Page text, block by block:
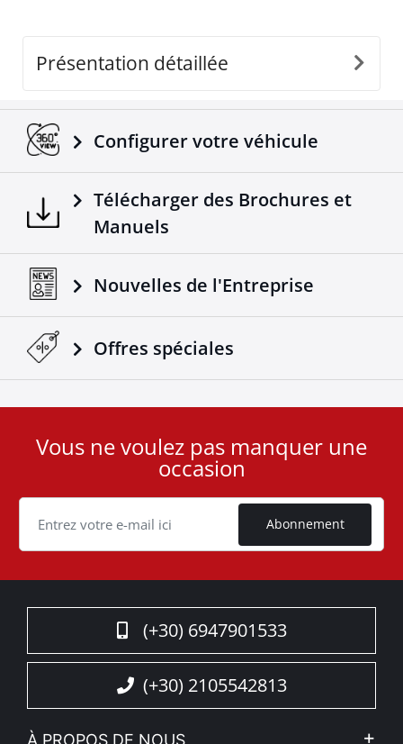
Présentation détaillée
Configurer votre véhicule
Télécharger des Brochures et
Manuels
Nouvelles de l'Entreprise
Offres spéciales
User
Cookie
Vous ne voulez pas manquer une
occasion
Abonnement
(+30) 6947901533
(+30) 2105542813
À PROPOS DE NOUS